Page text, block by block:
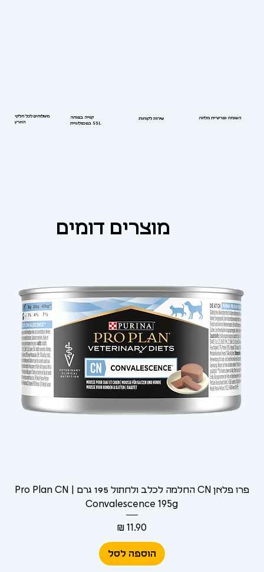
משלוחים לכל חלקי
הארץ
קנייה בטוחה
בטכנולוגיית SSL
שירות לקוחות השגחה וטרינרית מלאה
מוצרים דומים
פרו פלאן CN החלמה לכלב ולחתול 195 גרם | Pro Plan CN
Convalescence 195g
מחיר‏11.90 ‏₪
הוספה לסל